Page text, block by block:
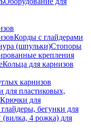
Корды с глайдерами
(шпульки)Стопоры
крепления
Кольца для карнизов
карнизов
для пластиковых,
Крючки для
бегунки для
4 рожка) для